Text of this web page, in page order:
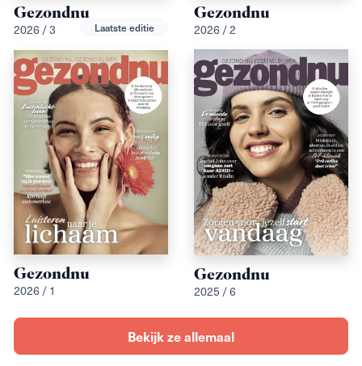
Gezondnu
2026 / 3 Laatste editie
Gezondnu
2026 / 2
Gezondnu
2026 / 1
Gezondnu
2025 / 6
Bekijk ze allemaal